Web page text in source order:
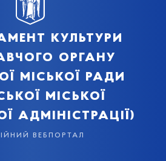
культури
органу
міської ради
міської
адміністрації)
вебпортал